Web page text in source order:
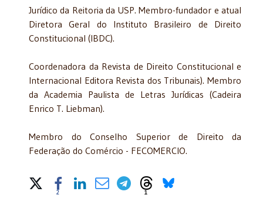
Jurídico da Reitoria da USP. Membro-fundador e atual
Diretora Geral do Instituto Brasileiro de Direito
Constitucional (IBDC).
Coordenadora da Revista de Direito Constitucional e
Internacional Editora Revista dos Tribunais). Membro
da Academia Paulista de Letras Jurídicas (Cadeira
Enrico T. Liebman).
Membro do Conselho Superior de Direito da
Federação do Comércio - FECOMERCIO.
Share on Social Media
2Share Count on Facebook
1Share Count on Threads